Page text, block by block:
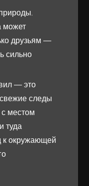
может
друзьям —
сильно
— это
следы
местом
туда
к окружающей